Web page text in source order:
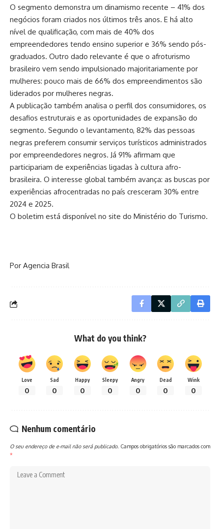
O segmento demonstra um dinamismo recente – 41% dos
negócios foram criados nos últimos três anos. E há alto
nível de qualificação, com mais de 40% dos
empreendedores tendo ensino superior e 36% sendo pós-
graduados. Outro dado relevante é que o afroturismo
brasileiro vem sendo impulsionado majoritariamente por
mulheres: pouco mais de 66% dos empreendimentos são
liderados por mulheres negras.
A publicação também analisa o perfil dos consumidores, os
desafios estruturais e as oportunidades de expansão do
segmento. Segundo o levantamento, 82% das pessoas
negras preferem consumir serviços turísticos administrados
por empreendedores negros. Já 91% afirmam que
participariam de experiências ligadas à cultura afro-
brasileira. O interesse global também avança: as buscas por
experiências afrocentradas no país cresceram 30% entre
2024 e 2025.
O boletim está disponível no site do Ministério do Turismo.
Por Agencia Brasil
What do you think?
Love
0
Sad
0
Happy
0
Sleepy
0
Angry
0
Dead
0
Wink
0
Nenhum comentário
O seu endereço de e-mail não será publicado. Campos obrigatórios são marcados com
*